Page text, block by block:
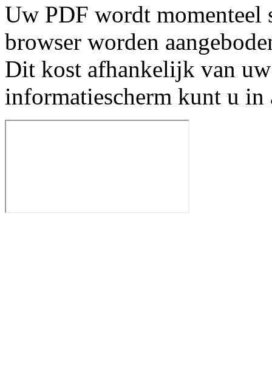
Uw PDF wordt momenteel
browser worden
Dit kost afhankelijk van
informatiescherm kunt u